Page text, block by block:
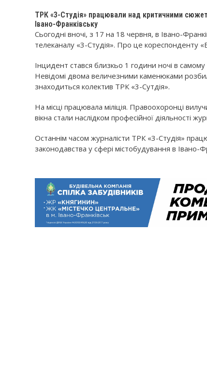
ТРК «3-Студія» працювали над критичними
Івано-Франківську
Сьогодні вночі, з 17 на 18 червня, в Івано-
телеканалу «3-Студія». Про це кореспонденту
Інцидент стався близкьо 1 години ночі в самому
Невідомі двома величезними каменюками
знаходиться колектив ТРК «3-Сутдія».
На місці працювала міліція. Правоохоронці
вікна стали наслідком професійної діяльності
Останнім часом журналісти ТРК «3-Студія»
законодавства у сфері містобудування в Івано-